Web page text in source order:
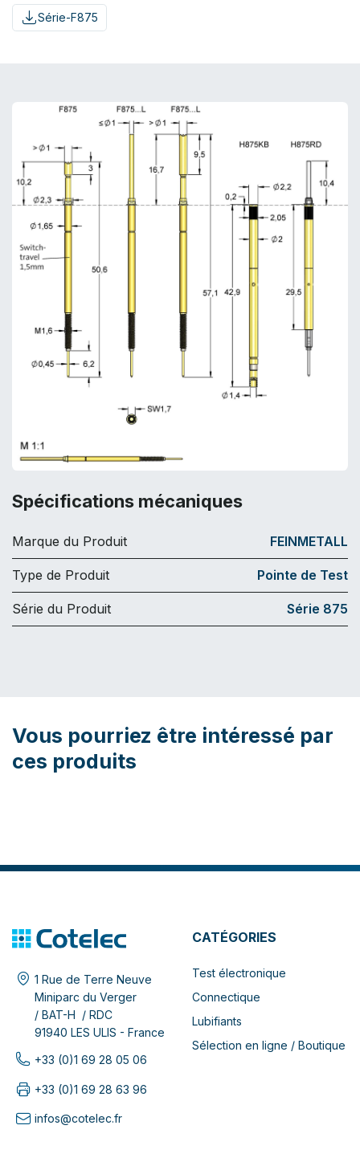
Série-F875
Spécifications mécaniques
Marque du Produit FEINMETALL
Type de Produit Pointe de Test
Série du Produit Série 875
Vous pourriez être intéressé par
ces produits
1 Rue de Terre Neuve
Miniparc du Verger
/ BAT-H / RDC
91940 LES ULIS - France
+33 (0)1 69 28 05 06
+33 (0)1 69 28 63 96
infos@cotelec.fr
CATÉGORIES
Test électronique
Connectique
Lubifiants
Sélection en ligne / Boutique